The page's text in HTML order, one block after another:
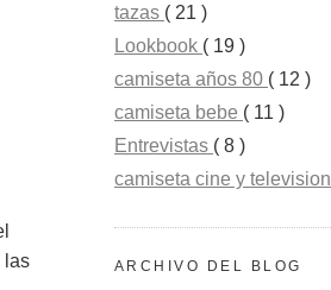
las
tazas ( 21 )
Lookbook ( 19 )
camiseta años 80 ( 12 )
camiseta bebe ( 11 )
Entrevistas ( 8 )
camiseta cine y television
ARCHIVO DEL BLOG